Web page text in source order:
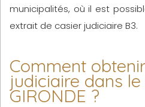
municipalités, où il est
extrait de casier judiciaire B3.
Comment
judiciaire dans
GIRONDE ?